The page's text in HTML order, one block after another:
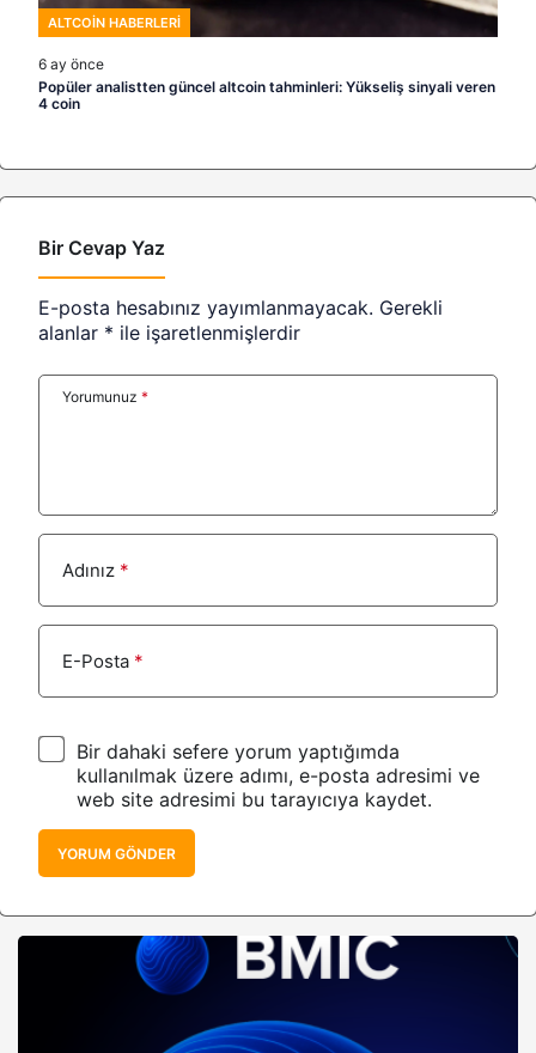
ALTCOIN HABERLERI
6 ay önce
Popüler analistten güncel altcoin tahminleri: Yükseliş sinyali veren
4 coin
Bir Cevap Yaz
E-posta hesabınız yayımlanmayacak. Gerekli
alanlar * ile işaretlenmişlerdir
Yorumunuz *
Adınız *
E-Posta *
Bir dahaki sefere yorum yaptığımda
kullanılmak üzere adımı, e-posta adresimi ve
web site adresimi bu tarayıcıya kaydet.
YORUM GÖNDER